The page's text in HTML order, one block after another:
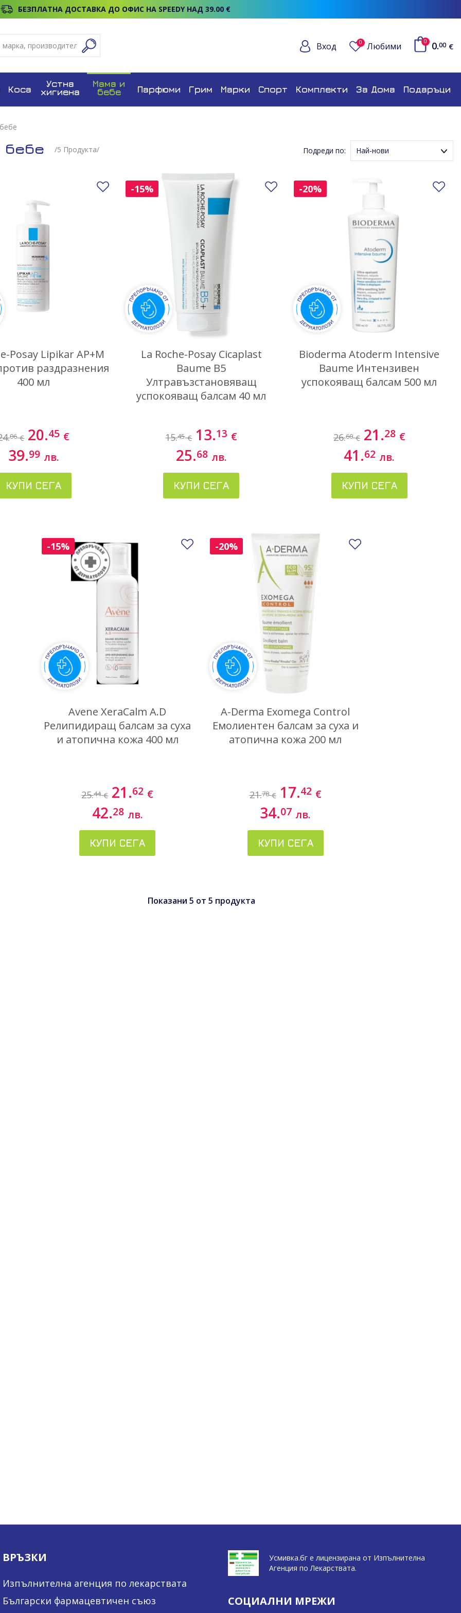
БЕЗПЛАТНА ДОСТАВКА ДО ОФИС НА SPEEDY НАД 39.00 €
Вход 0 Любими 0 0.00 €
Коса
Устна
хигиена
Мама и
бебе Парфюми Грим Марки Спорт Комплекти За Дома Подаръци
бебе /5 Продуктa/ Подреди по: Най-нови
Име (Низходящ ред)
Цена (Низходящ ред)
Posay Lipikar AP+М
раздразнения
400 мл
06 € 20.45 €
39.99 лв.
КУПИ СЕГА
Добави в любими
La Roche-Posay Cicaplast
Baume B5
Ултравъзстановяващ
успокояващ балсам 40 мл
15.45 €13.13 €
25.68 лв.
КУПИ СЕГА
-15% Добави в любими
Bioderma Atoderm Intensive
Baume Интензивен
успокояващ балсам 500 мл
26.60 €21.28 €
41.62 лв.
КУПИ СЕГА
-20%
Avene XeraCalm A.D
Релипидиращ балсам за суха
и атопична кожа 400 мл
25.44 €21.62 €
42.28 лв.
КУПИ СЕГА
-15% Добави в любими
A-Derma Exomega Control
Емолиентен балсам за суха и
атопична кожа 200 мл
21.78 €17.42 €
34.07 лв.
КУПИ СЕГА
-20%
Показани 5 от 5 продукта
ВРЪЗКИ
Изпълнителна агенция по лекарствата
Български фармацевтичен съюз
Усмивка.бг е лицензирана от Изпълнителна
Агенция по Лекарствата.
СОЦИАЛНИ МРЕЖИ